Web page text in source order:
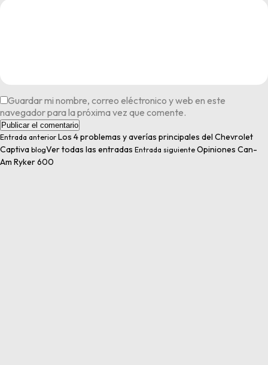
Guardar mi nombre, correo eléctronico y web en este
navegador para la próxima vez que comente.
Entrada anterior Los 4 problemas y averías principales del Chevrolet
Captiva blogVer todas las entradas Entrada siguiente Opiniones Can-
Am Ryker 600